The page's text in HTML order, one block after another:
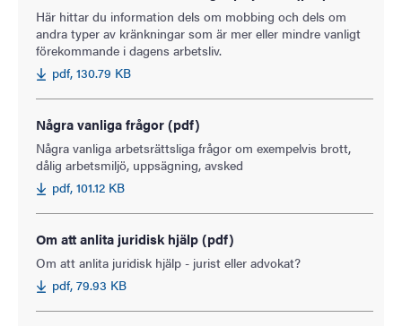
Här hittar du information dels om mobbing och dels om
andra typer av kränkningar som är mer eller mindre vanligt
förekommande i dagens arbetsliv.
pdf, 130.79 KB
Några vanliga frågor (pdf)
Några vanliga arbetsrättsliga frågor om exempelvis brott,
dålig arbetsmiljö, uppsägning, avsked
pdf, 101.12 KB
Om att anlita juridisk hjälp (pdf)
Om att anlita juridisk hjälp - jurist eller advokat?
pdf, 79.93 KB